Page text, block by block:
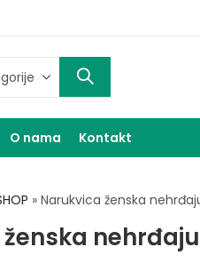
O nama Kontakt
» Narukvica ženska